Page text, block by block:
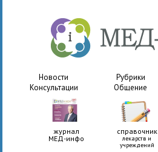
Новости Рубрики
Консультации
Общение
журнал
МЕД-инфо
справочник
лекарств и
учреждений